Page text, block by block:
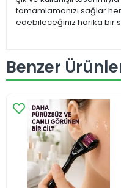
tamamlamanızı sağlar
edebileceğiniz harika bir
Benzer